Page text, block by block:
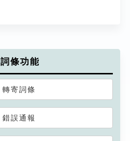
詞條功能
轉寄詞條
錯誤通報